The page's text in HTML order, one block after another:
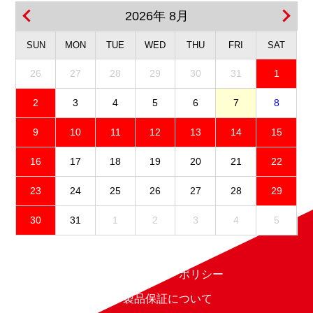
2026年 8月
SUN MON TUE WED THU FRI SAT
26 27 28 29 30 31 1
2 3 4 5 6 7 8
9 10 11 12 13 14 15
16 17 18 19 20 21 22
23 24 25 26 27 28 29
30 31 1 2 3 4 5
プライバシーポリシー
製品保証について